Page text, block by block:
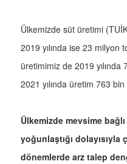
Ülkemizde süt üretimi
2019 yılında ise 23
üretimimiz de 2019
2021 yılında üretim 763
Ülkemizde mevsime
yoğunlaştığı
dönemlerde arz talep